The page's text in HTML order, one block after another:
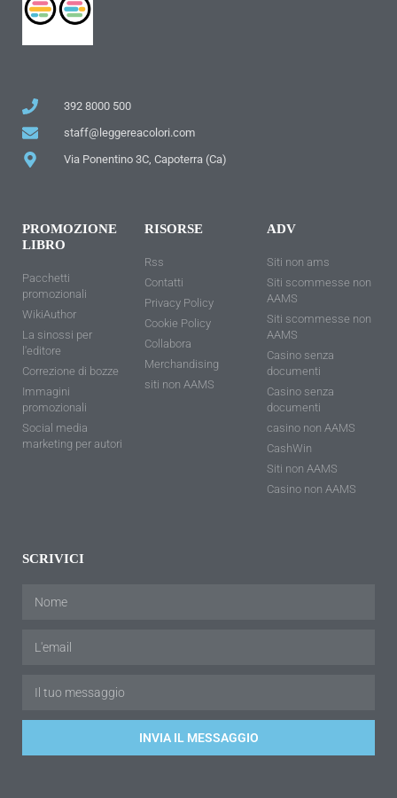
392 8000 500
staff@leggereacolori.com
Via Ponentino 3C, Capoterra (Ca)
PROMOZIONE
LIBRO
Pacchetti
promozionali
WikiAuthor
La sinossi per
l'editore
Correzione di bozze
Immagini
promozionali
Social media
marketing per autori
RISORSE
Rss
Contatti
Privacy Policy
Cookie Policy
Collabora
Merchandising
siti non AAMS
ADV
Siti non ams
Siti scommesse non
AAMS
Siti scommesse non
AAMS
Casino senza
documenti
Casino senza
documenti
casino non AAMS
CashWin
Siti non AAMS
Casino non AAMS
SCRIVICI
INVIA IL MESSAGGIO